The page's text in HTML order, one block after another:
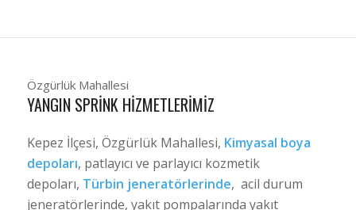
Özgürlük Mahallesi
YANGIN SPRINK HIZMETLERIMIZ
Kepez İlçesi, Özgürlük Mahallesi, Kimyasal boya
depoları, patlayıcı ve parlayıcı kozmetik
depoları, Türbin jeneratörlerinde, acil durum
jeneratörlerinde, yakıt pompalarında yakıt